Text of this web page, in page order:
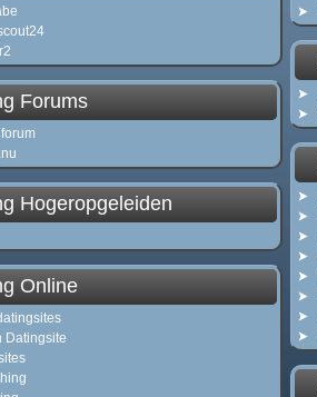
Forums
Hogeropgeleiden
Online
Datingsite